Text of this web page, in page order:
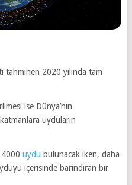
tahminen 2020 yılında tam
ise Dünya’nın
uyduların
4000 uydu bulunacak iken, daha
içerisinde barındıran bir